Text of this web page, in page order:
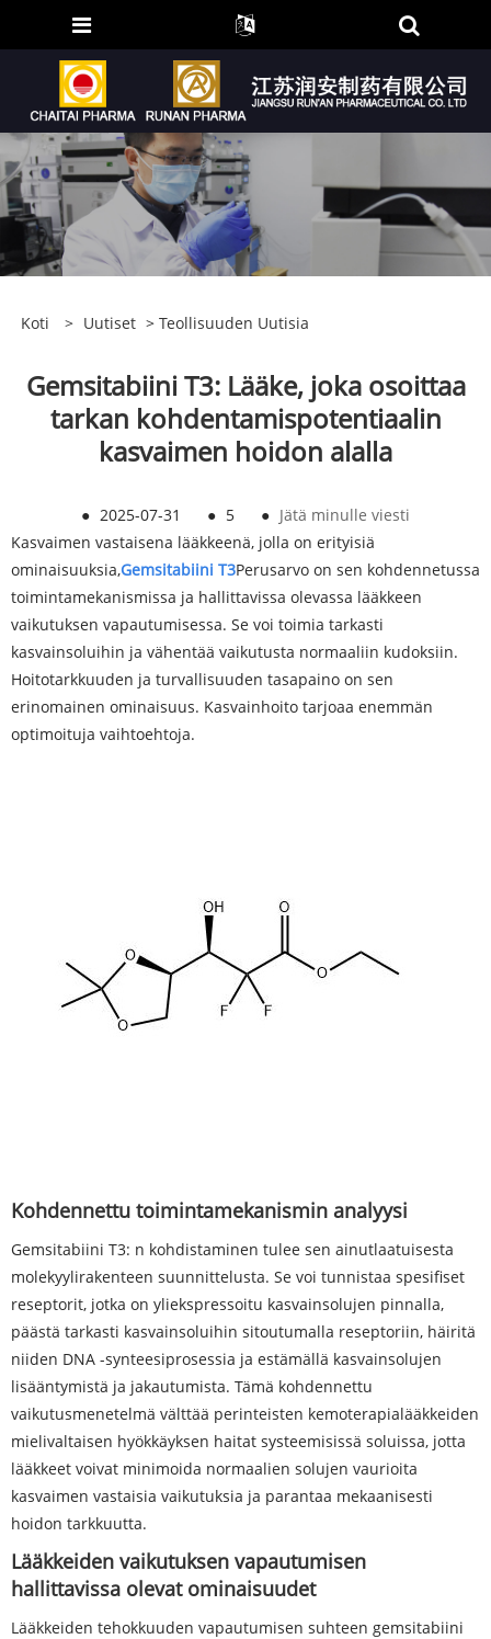
Koti > Uutiset > Teollisuuden Uutisia
Gemsitabiini T3: Lääke, joka osoittaa
tarkan kohdentamispotentiaalin
kasvaimen hoidon alalla
● 2025-07-31 ● 5 ● Jätä minulle viesti
Kasvaimen vastaisena lääkkeenä, jolla on erityisiä
ominaisuuksia,Gemsitabiini T3Perusarvo on sen kohdennetussa
toimintamekanismissa ja hallittavissa olevassa lääkkeen
vaikutuksen vapautumisessa. Se voi toimia tarkasti
kasvainsoluihin ja vähentää vaikutusta normaaliin kudoksiin.
Hoitotarkkuuden ja turvallisuuden tasapaino on sen
erinomainen ominaisuus. Kasvainhoito tarjoaa enemmän
optimoituja vaihtoehtoja.
Kohdennettu toimintamekanismin analyysi
Gemsitabiini T3: n kohdistaminen tulee sen ainutlaatuisesta
molekyylirakenteen suunnittelusta. Se voi tunnistaa spesifiset
reseptorit, jotka on yliekspressoitu kasvainsolujen pinnalla,
päästä tarkasti kasvainsoluihin sitoutumalla reseptoriin, häiritä
niiden DNA -synteesiprosessia ja estämällä kasvainsolujen
lisääntymistä ja jakautumista. Tämä kohdennettu
vaikutusmenetelmä välttää perinteisten kemoterapialääkkeiden
mielivaltaisen hyökkäyksen haitat systeemisissä soluissa, jotta
lääkkeet voivat minimoida normaalien solujen vaurioita
kasvaimen vastaisia ​​vaikutuksia ja parantaa mekaanisesti
hoidon tarkkuutta.
Lääkkeiden vaikutuksen vapautumisen
hallittavissa olevat ominaisuudet
Lääkkeiden tehokkuuden vapautumisen suhteen gemsitabiini